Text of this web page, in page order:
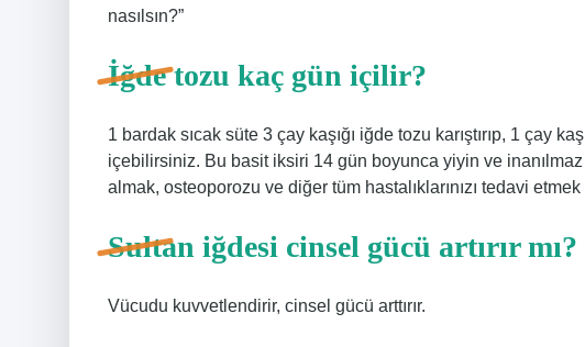
nasılsın?”
İğde tozu kaç gün içilir?
1 bardak sıcak süte 3 çay kaşığı iğde tozu karıştırıp, 1 çay
içebilirsiniz. Bu basit iksiri 14 gün boyunca yiyin ve
almak, osteoporozu ve diğer tüm hastalıklarınızı tedavi
Sultan iğdesi cinsel gücü artırır mı?
Vücudu kuvvetlendirir, cinsel gücü arttırır.